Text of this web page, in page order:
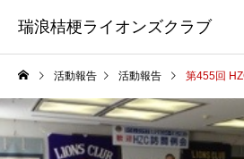
瑞浪桔梗ライオンズクラブ
活動報告 活動報告 第455回